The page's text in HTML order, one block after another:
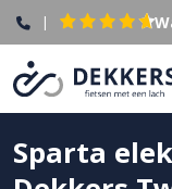
|
Sparta